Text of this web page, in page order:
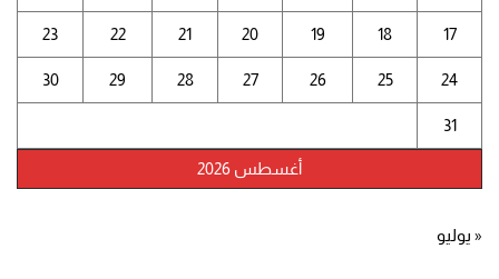
أغسطس 2026
17
18
19
20
21
22
23
24
25
26
27
28
29
30
31
« يوليو